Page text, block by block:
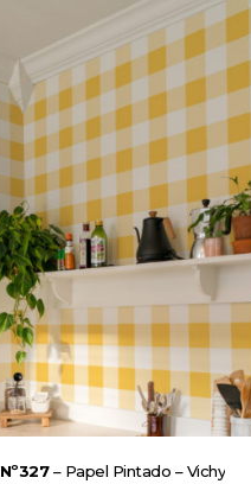
Nº327– Papel Pintado – Vichy